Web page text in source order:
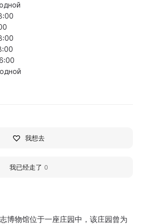
博物馆位于一座庄园中，该庄园曾为
我想去
我已经走了 0